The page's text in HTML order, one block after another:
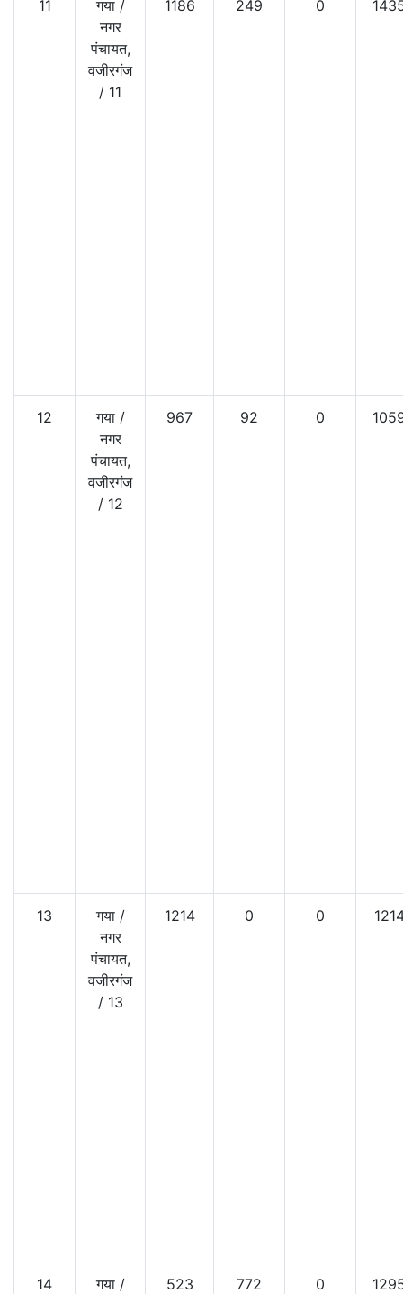
11 गया/
नगर
पंचायत,
वजीरगंज
/ 11
1186 249 0
12 गया/
नगर
पंचायत,
वजीरगंज
/ 12
967 92 0
13 गया/
नगर
पंचायत,
वजीरगंज
/ 13
1214 0 0
14 गया/
523 772 0